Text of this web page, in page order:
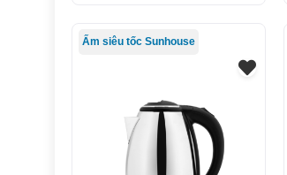
Ấm siêu tốc Sunhouse